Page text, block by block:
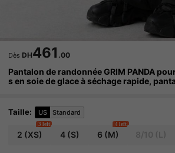
Dès DH461 .00
Pantalon de randonnée GRIM PANDA
s en soie de glace à séchage rapide,
églables, convient pour le camping
Taille: US Standard
2 (XS)
3 left
4(S) 6 (M)
4 left